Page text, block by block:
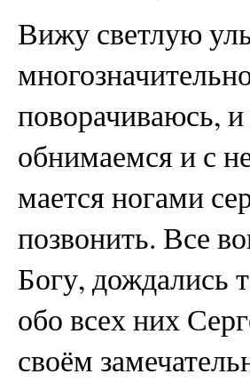
Вижу светлую
поворачиваюсь,
обнимаемся и с
мается ногами
позвонить. Все
Богу, дождались
обо всех них
своём